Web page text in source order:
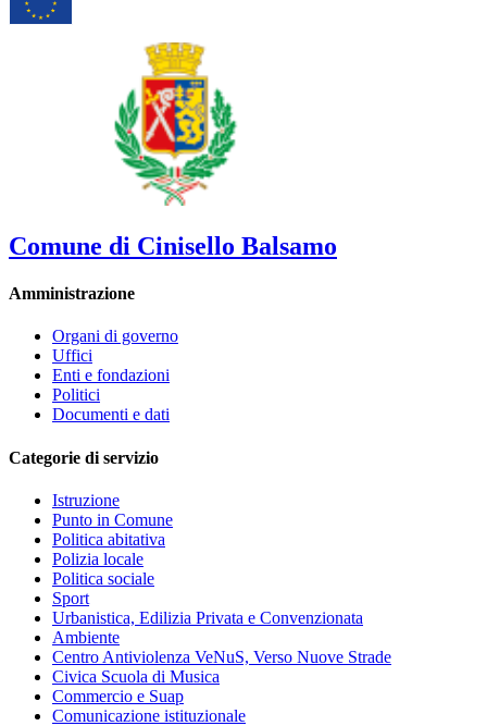
Comune di Cinisello Balsamo
Amministrazione
Organi di governo
Uffici
Enti e fondazioni
Politici
Documenti e dati
Categorie di servizio
Istruzione
Punto in Comune
Politica abitativa
Polizia locale
Politica sociale
Sport
Urbanistica, Edilizia Privata e Convenzionata
Ambiente
Centro Antiviolenza VeNuS, Verso Nuove Strade
Civica Scuola di Musica
Commercio e Suap
Comunicazione istituzionale